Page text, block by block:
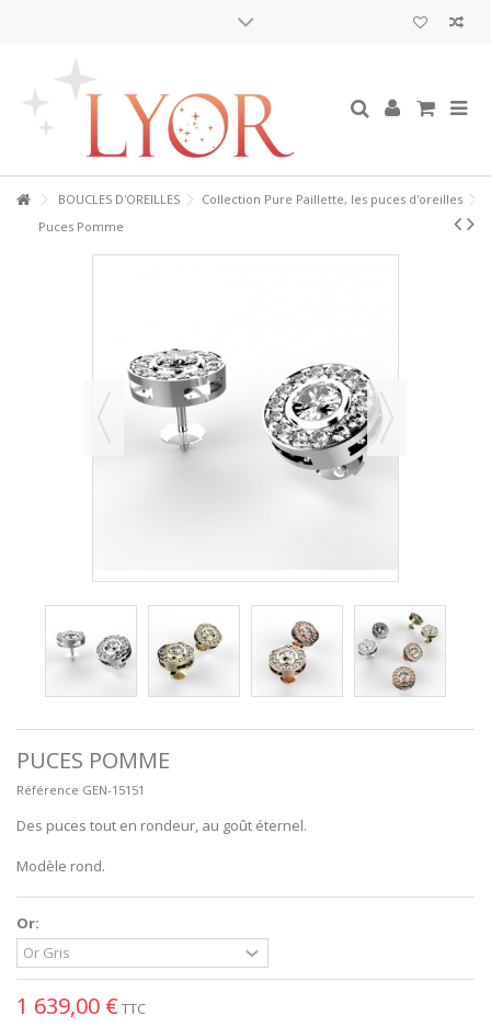
BOUCLES D'OREILLES
Collection Pure Paillette, les puces d'oreilles
Puces Pomme
PUCES POMME
Référence GEN-15151
Des puces tout en rondeur, au goût éternel.
Modèle rond.
Or:
1 639,00 € TTC